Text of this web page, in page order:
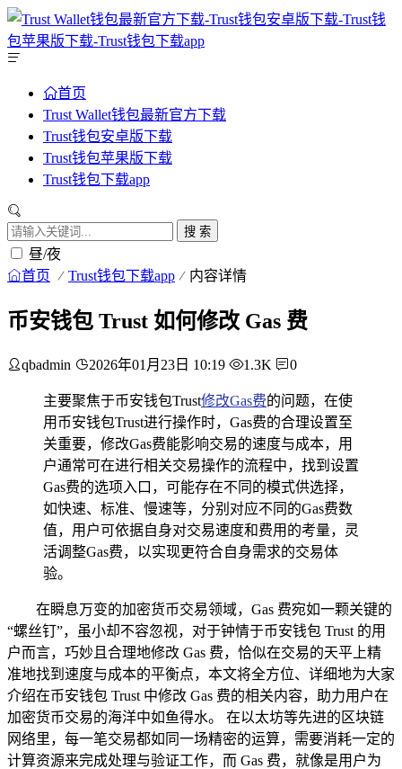
首页
Trust Wallet钱包最新官方下载
Trust钱包安卓版下载
Trust钱包苹果版下载
Trust钱包下载app
搜 索
昼/夜
首页 Trust钱包下载app 内容详情
币安钱包 Trust 如何修改 Gas 费
qbadmin 2026年01月23日 10:19 1.3K 0
主要聚焦于币安钱包Trust修改Gas费的问题，在使
用币安钱包Trust进行操作时，Gas费的合理设置至
关重要，修改Gas费能影响交易的速度与成本，用
户通常可在进行相关交易操作的流程中，找到设置
Gas费的选项入口，可能存在不同的模式供选择，
如快速、标准、慢速等，分别对应不同的Gas费数
值，用户可依据自身对交易速度和费用的考量，灵
活调整Gas费，以实现更符合自身需求的交易体
验。
在瞬息万变的加密货币交易领域，Gas 费宛如一颗关键的
“螺丝钉”，虽小却不容忽视，对于钟情于币安钱包 Trust 的用
户而言，巧妙且合理地修改 Gas 费，恰似在交易的天平上精
准地找到速度与成本的平衡点，本文将全方位、详细地为大家
介绍在币安钱包 Trust 中修改 Gas 费的相关内容，助力用户在
加密货币交易的海洋中如鱼得水。 在以太坊等先进的区块链
网络里，每一笔交易都如同一场精密的运算，需要消耗一定的
计算资源来完成处理与验证工作，而 Gas 费，就像是用户为